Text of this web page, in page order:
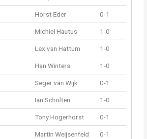
Horst Eder 0-1
Michiel Hautus 1-0
Lex van Hattum 1-0
Han Winters 1-0
Seger van Wijk 0-1
Ian Scholten 1-0
Tony Hogerhorst 0-1
Martin Weijsenfeld 0-1